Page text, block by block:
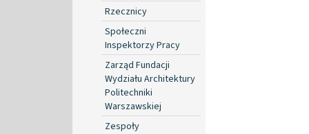
Rzecznicy
Społeczni
Inspektorzy Pracy
Zarząd Fundacji
Wydziału Architektury
Politechniki
Warszawskiej
Zespoły